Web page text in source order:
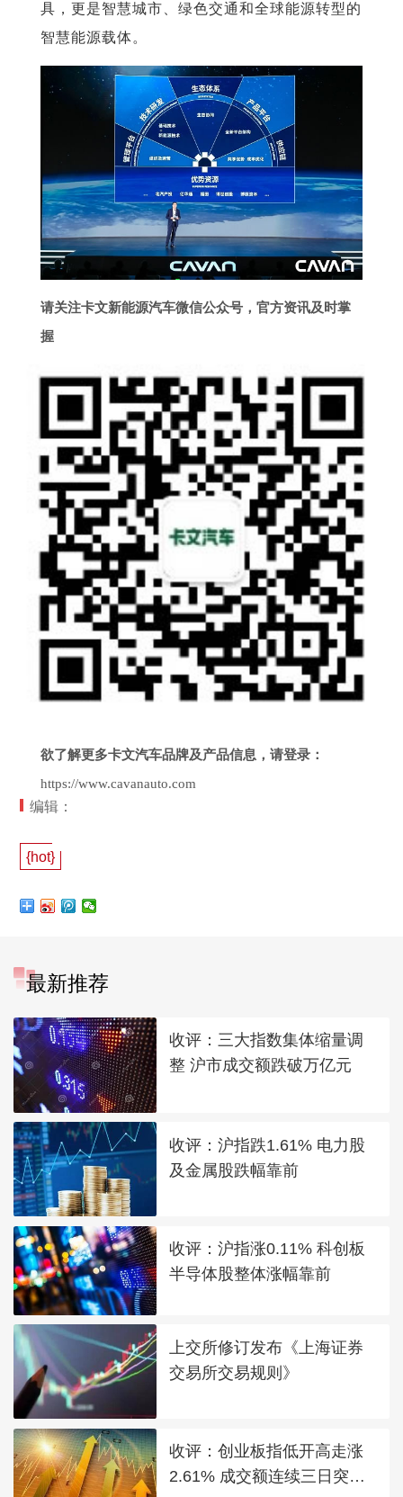
具，更是智慧城市、绿色交通和全球能源转型的
智慧能源载体。
请关注卡文新能源汽车微信公众号，官方资讯及时掌
握
欲了解更多卡文汽车品牌及产品信息，请登录：
https://www.cavanauto.com
编辑：
{hot}
最新推荐
收评：三大指数集体缩量调
整 沪市成交额跌破万亿元
收评：沪指跌1.61% 电力股
及金属股跌幅靠前
收评：沪指涨0.11% 科创板
半导体股整体涨幅靠前
上交所修订发布《上海证券
交易所交易规则》
收评：创业板指低开高走涨
2.61% 成交额连续三日突破2